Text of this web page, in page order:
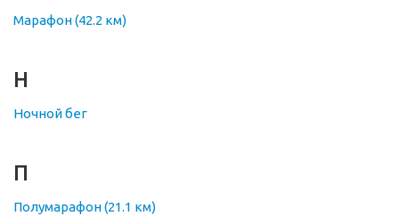
Марафон (42.2 км)
Н
Ночной бег
П
Полумарафон (21.1 км)